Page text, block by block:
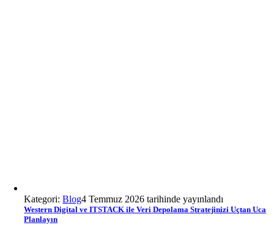
Kategori:Blog4 Temmuz 2026 tarihinde yayınlandı
Western Digital ve ITSTACK ile Veri Depolama Stratejinizi Uçtan Uca
Planlayın